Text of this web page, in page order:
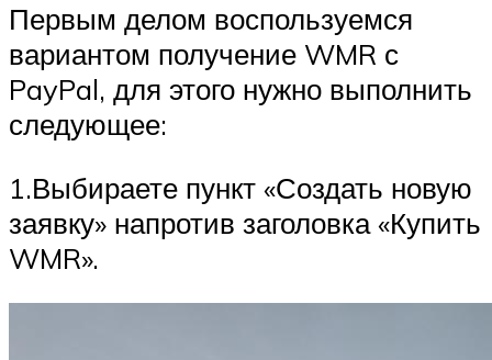
Первым делом воспользуемся
вариантом получение WMR с
PayPal, для этого нужно выполнить
следующее:
1.Выбираете пункт «Создать новую
заявку» напротив заголовка «Купить
WMR».